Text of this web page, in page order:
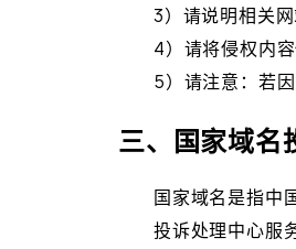
3）请说明相关
4）请将侵权内
5）请注意：若
三、国家域名
国家域名是指中
投诉处理中心服